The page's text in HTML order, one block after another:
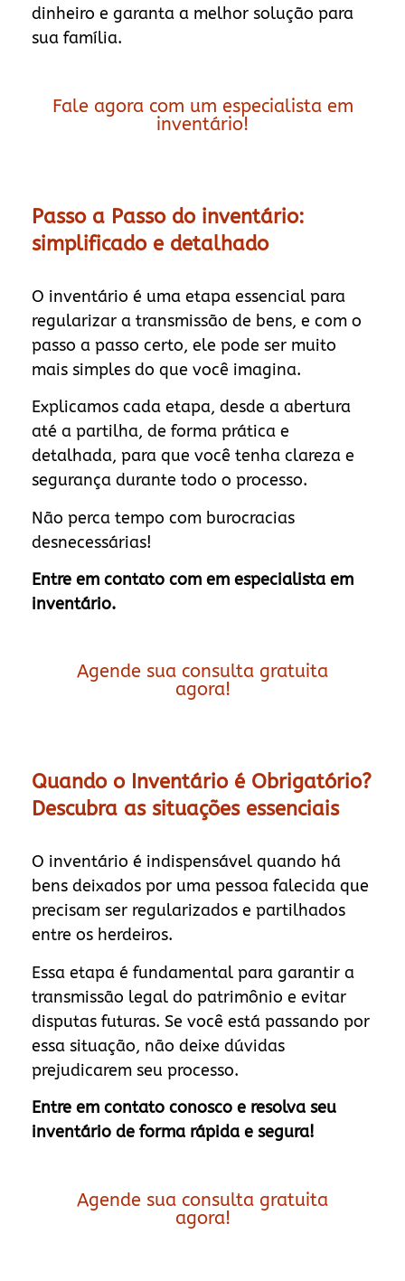
dinheiro e garanta a melhor solução para
sua família.
Fale agora com um especialista em
inventário!
Passo a Passo do inventário:
simplificado e detalhado
O inventário é uma etapa essencial para
regularizar a transmissão de bens, e com o
passo a passo certo, ele pode ser muito
mais simples do que você imagina.
Explicamos cada etapa, desde a abertura
até a partilha, de forma prática e
detalhada, para que você tenha clareza e
segurança durante todo o processo.
Não perca tempo com burocracias
desnecessárias!
Entre em contato com em especialista em
inventário.
Agende sua consulta gratuita
agora!
Quando o Inventário é Obrigatório?
Descubra as situações essenciais
O inventário é indispensável quando há
bens deixados por uma pessoa falecida que
precisam ser regularizados e partilhados
entre os herdeiros.
Essa etapa é fundamental para garantir a
transmissão legal do patrimônio e evitar
disputas futuras. Se você está passando por
essa situação, não deixe dúvidas
prejudicarem seu processo.
Entre em contato conosco e resolva seu
inventário de forma rápida e segura!
Agende sua consulta gratuita
agora!